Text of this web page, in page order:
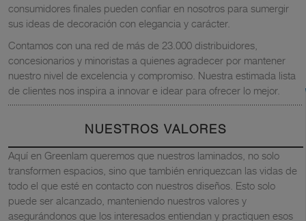
consumidores finales pueden confiar en nosotros para sumergir
sus ideas de decoración con elegancia y carácter.
Contamos con una red de más de 23.000 distribuidores,
concesionarios y minoristas a quienes agradecer por mantener
nuestro nivel de excelencia y compromiso. Nuestra estimada lista
de clientes nos inspira a innovar e idear para ofrecer lo mejor.
NUESTROS VALORES
Aquí en Greenlam queremos que nuestros laminados, no solo
transformen espacios, sino que también enriquezcan las vidas de
todo el que esté en contacto con nuestros diseños. Esto solo
puede ser alcanzado, manteniendo nuestros valores y
asegurándonos que los interesados entiendan y practiquen esos